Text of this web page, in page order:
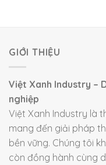
GIỚI THIỆU
Việt Xanh Industry –
nghiệp
Việt Xanh Industry là
mang đến giải pháp
bền vững. Chúng tôi
còn đồng hành cùng